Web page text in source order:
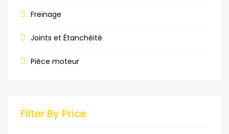
Freinage
Joints et Étanchéité
Pièce moteur
Filter By Price